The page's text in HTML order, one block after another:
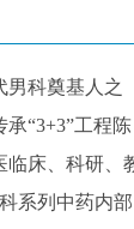
科奠基人之
“3+3”工程陈
临床、科研、
系列中药内部